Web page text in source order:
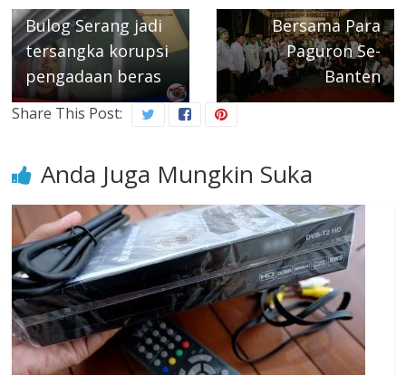
Bulog Serang jadi
tersangka korupsi
pengadaan beras
Bersama Para
Paguron Se-
Banten
Share This Post:
Anda Juga Mungkin Suka